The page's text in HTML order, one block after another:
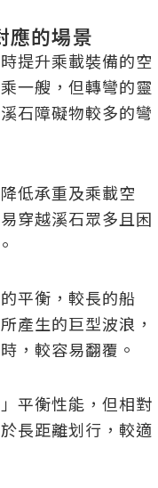
應的場景
提升乘載裝備的空
一艘，但轉彎的靈
石障礙物較多的彎
低承重及乘載空
穿越溪石眾多且困
平衡，較長的船
產生的巨型波浪，
，較容易翻覆。
平衡性能，但相對
長距離划行，較適